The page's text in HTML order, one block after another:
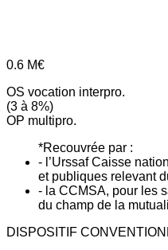
0.6 M€
OS vocation interpro.
(3 à 8%)
OP multipro.
*Recouvrée par :
- l’Urssaf Caisse
et publiques relevant
- la CCMSA, pour les
du champ de la
DISPOSITIF